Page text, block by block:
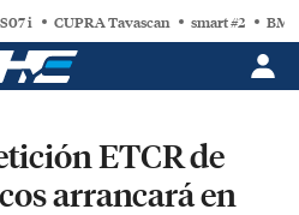
i CUPRA Tavascan smart #2
ETCR de
arrancará en